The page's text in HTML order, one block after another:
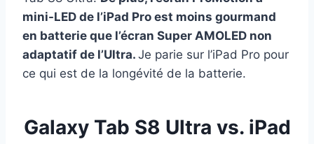
mini-LED de l’iPad Pro est moins gourmand
en batterie que l’écran Super AMOLED non
adaptatif de l’Ultra. Je parie sur l’iPad Pro pour
ce qui est de la longévité de la batterie.
Galaxy Tab S8 Ultra vs. iPad